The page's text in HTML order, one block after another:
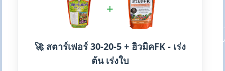
+
🚀 สตาร์เฟอร์ 30-20-5 + ฮิวมิคFK - เร่ง
ต้น เร่งใบ